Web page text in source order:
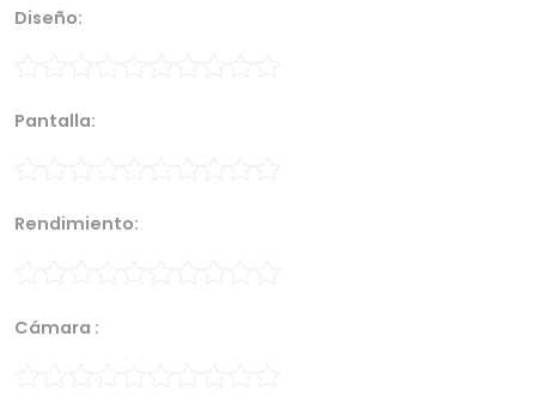
Diseño:
Pantalla:
Rendimiento:
Cámara :